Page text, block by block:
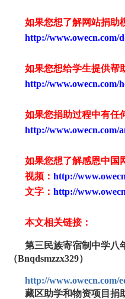
如果您想了解网站捐助
http://www.owecn.com/
如果您想给学生提供帮
http://www.owecn.com/
如果您捐助过程中有任
http://www.owecn.com/
如果您想了解感恩中国
视频： http://
文字： http://
本文相关链接：
第三民族寄宿制中学八
（Bnqdsmzzx329）
http://www.owecn.com/
藏区助学和物资项目捐